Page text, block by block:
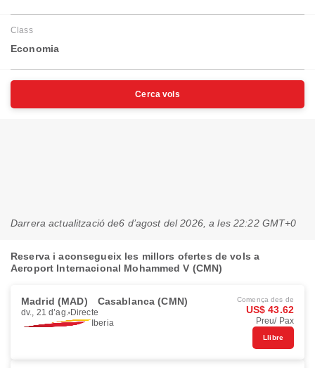
Class
Economia
Cerca vols
Darrera actualització de6 d’agost del 2026, a les 22:22 GMT+0
Reserva i aconsegueix les millors ofertes de vols a
Aeroport Internacional Mohammed V (CMN)
Madrid (MAD) Casablanca (CMN)
dv., 21 d’ag. Directe
Iberia
Comença des de
US$ 43.62
Preu/ Pax
Llibre